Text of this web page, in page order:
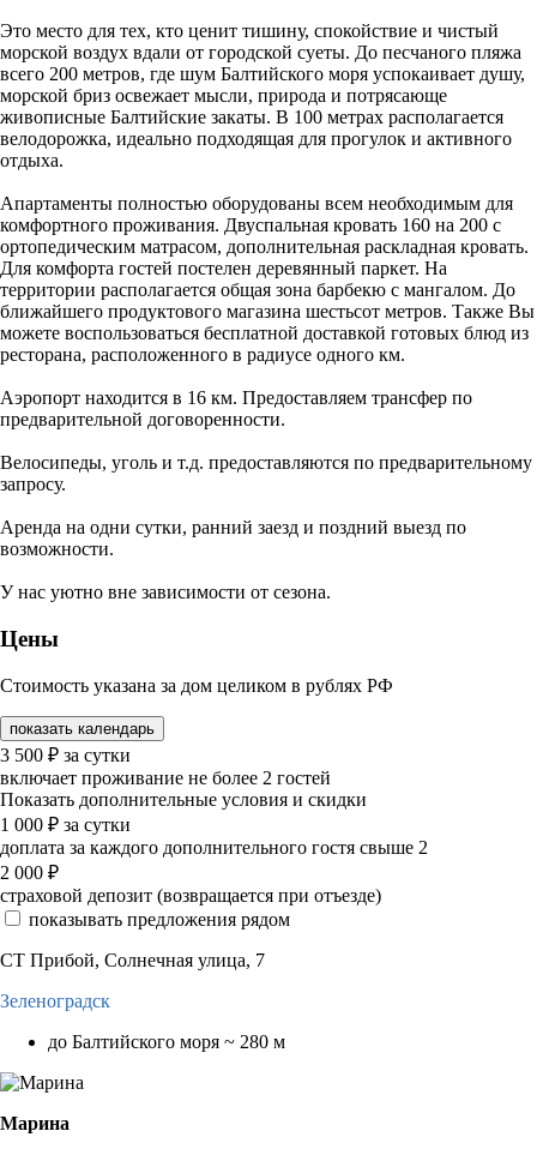
Это место для тех, кто ценит тишину, спокойствие и чистый
морской воздух вдали от городской суеты. До песчаного пляжа
всего 200 метров, где шум Балтийского моря успокаивает душу,
морской бриз освежает мысли, природа и потрясающе
живописные Балтийские закаты. В 100 метрах располагается
велодорожка, идеально подходящая для прогулок и активного
отдыха.
Апартаменты полностью оборудованы всем необходимым для
комфортного проживания. Двуспальная кровать 160 на 200 с
ортопедическим матрасом, дополнительная раскладная кровать.
Для комфорта гостей постелен деревянный паркет. На
территории располагается общая зона барбекю с мангалом. До
ближайшего продуктового магазина шестьсот метров. Также Вы
можете воспользоваться бесплатной доставкой готовых блюд из
ресторана, расположенного в радиусе одного км.
Аэропорт находится в 16 км. Предоставляем трансфер по
предварительной договоренности.
Велосипеды, уголь и т.д. предоставляются по предварительному
запросу.
Аренда на одни сутки, ранний заезд и поздний выезд по
возможности.
У нас уютно вне зависимости от сезона.
Цены
Стоимость указана за дом целиком в рублях РФ
показать календарь
3 500 ₽ за сутки
включает проживание не более 2 гостей
Показать дополнительные условия и скидки
1 000 ₽ за сутки
доплата за каждого дополнительного гостя свыше 2
2 000 ₽
страховой депозит (возвращается при отъезде)
показывать предложения рядом
СТ Прибой, Солнечная улица, 7
Зеленоградск
до Балтийского моря ~ 280 м
Марина